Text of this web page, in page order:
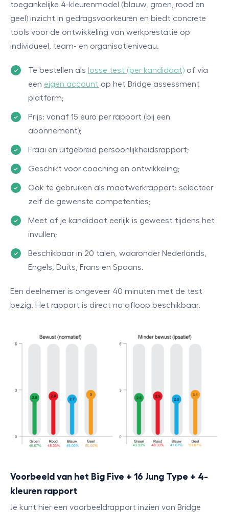
toegankelijke 4-kleurenmodel (blauw, groen, rood en
geel) inzicht in gedragsvoorkeuren en biedt concrete
tools voor de ontwikkeling van werkprestatie op
individueel, team- en organisatieniveau.
Te bestellen als losse test (per kandidaat) of via
een eigen account op het Bridge assessment
platform;
Prijs: vanaf 15 euro per rapport (bij een
abonnement);
Fraai en uitgebreid persoonlijkheidsrapport;
Geschikt voor coaching en ontwikkeling;
Ook te gebruiken als maatwerkrapport: selecteer
zelf de gewenste competenties;
Meet of je kandidaat eerlijk is geweest tijdens het
invullen;
Beschikbaar in 20 talen, waaronder Nederlands,
Engels, Duits, Frans en Spaans.
Een deelnemer is ongeveer 40 minuten met de test
bezig. Het rapport is direct na afloop beschikbaar.
Voorbeeld van het Big Five + 16 Jung Type + 4-
kleuren rapport
Je kunt hier een voorbeeldrapport inzien van Bridge